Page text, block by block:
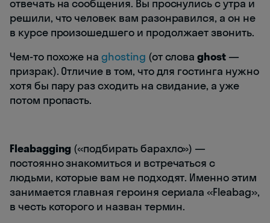
отвечать на сообщения. Вы проснулись с утра и
решили, что человек вам разонравился, а он не
в курсе произошедшего и продолжает звонить.
Чем-то похоже наghosting (от словаghost —
призрак). Отличие в том, что для гостинга нужно
хотя бы пару раз сходить на свидание, а уже
потом пропасть.
Fleabagging («подбирать барахло») —
постоянно знакомиться и встречаться с
людьми, которые вам не подходят. Именно этим
занимается главная героиня сериала «Fleabag»,
в честь которого и назван термин.